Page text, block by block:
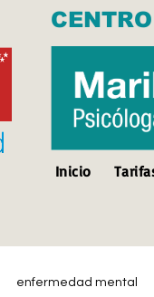
Inicio
enfermedad mental